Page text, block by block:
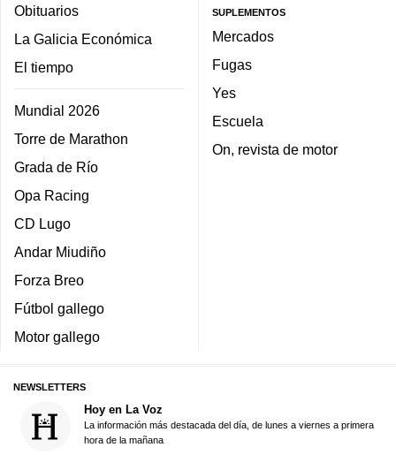
Obituarios
La Galicia Económica
El tiempo
Mundial 2026
Torre de Marathon
Grada de Río
Opa Racing
CD Lugo
Andar Miudiño
Forza Breo
Fútbol gallego
Motor gallego
SUPLEMENTOS
Mercados
Fugas
Yes
Escuela
On, revista de motor
NEWSLETTERS
Hoy en La Voz
La información más destacada del día, de lunes a viernes a primera
hora de la mañana